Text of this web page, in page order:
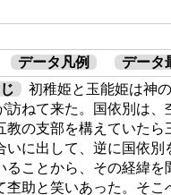
データ凡例 データ
初稚姫と玉能姫は神
訪ねて来た。国依別は
教の支部を構えていた
いに出して、逆に国依
ることから、その経緯
杢助と笑いあった。そ